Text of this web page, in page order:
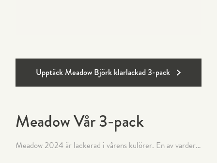
Upptäck Meadow Björk klarlackad 3-pack
Meadow Vår 3-pack
Meadow 2024 är lackerad i vårens kulörer. En av vardera kulör i ett 3-pack. Finns även i klarlackad björk.